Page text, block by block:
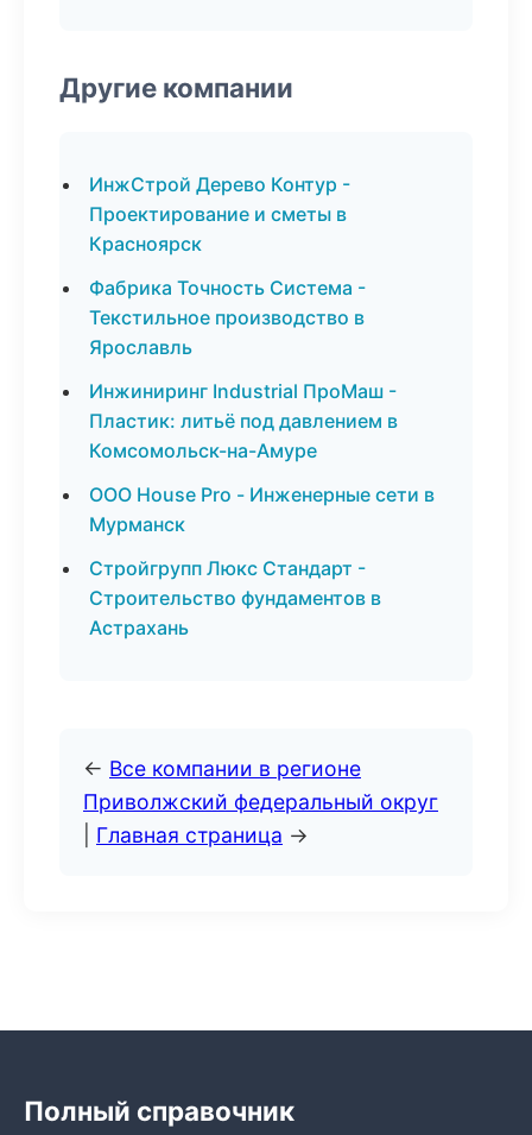
Другие компании
ИнжСтрой Дерево Контур -
Проектирование и сметы в
Красноярск
Фабрика Точность Система -
Текстильное производство в
Ярославль
Инжиниринг Industrial ПроМаш -
Пластик: литьё под давлением в
Комсомольск-на-Амуре
ООО House Pro - Инженерные сети в
Мурманск
Стройгрупп Люкс Стандарт -
Строительство фундаментов в
Астрахань
← Все компании в регионе
Приволжский федеральный округ
Главная страница →
Полный справочник